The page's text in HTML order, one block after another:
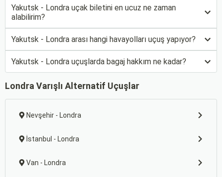
Yakutsk - Londra uçak biletini en ucuz ne zaman
alabilirim?
Yakutsk - Londra arası hangi havayolları uçuş yapıyor?
Yakutsk - Londra uçuşlarda bagaj hakkım ne kadar?
Londra Varışlı Alternatif Uçuşlar
Nevşehir - Londra
İstanbul - Londra
Van - Londra